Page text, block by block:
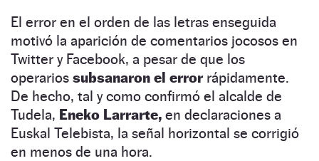
El error en el orden de las letras enseguida
motivó la aparición de comentarios jocosos en
Twitter y Facebook, a pesar de que los
operarios subsanaron el errorrápidamente.
De hecho, tal y como confirmó el alcalde de
Tudela, Eneko Larrarte, en declaraciones a
Euskal Telebista, la señal horizontal se corrigió
en menos de una hora.